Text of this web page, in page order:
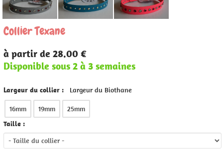
Collier Texane
à partir de 28.00 €
Disponible sous 2 à 3 semaines
Largeur du collier : Largeur du Biothane
16mm 19mm
25mm
Taille :